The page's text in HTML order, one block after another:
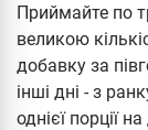
Приймайте по
великою
добавку за
інші дні - з
однієї порції